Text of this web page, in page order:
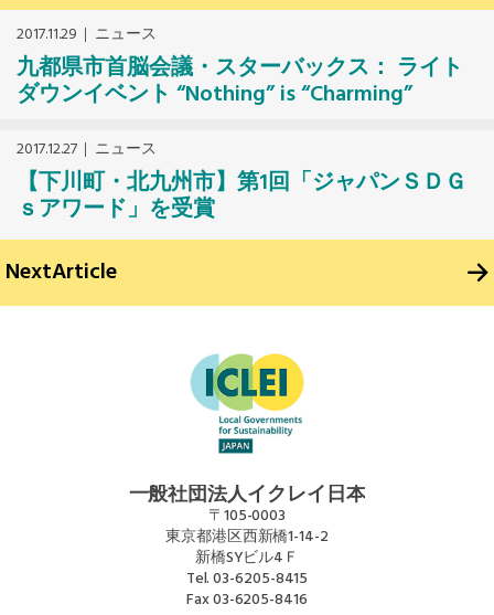
2017.11.29 ニュース
九都県市首脳会議・スターバックス： ライト
ダウンイベント “Nothing” is “Charming”
2017.12.27 ニュース
【下川町・北九州市】第1回「ジャパンＳＤＧ
ｓアワード」を受賞
NextArticle
一般社団法人イクレイ日本
〒105-0003
東京都港区西新橋1-14-2
新橋SYビル4Ｆ
Tel.03-6205-8415
Fax03-6205-8416